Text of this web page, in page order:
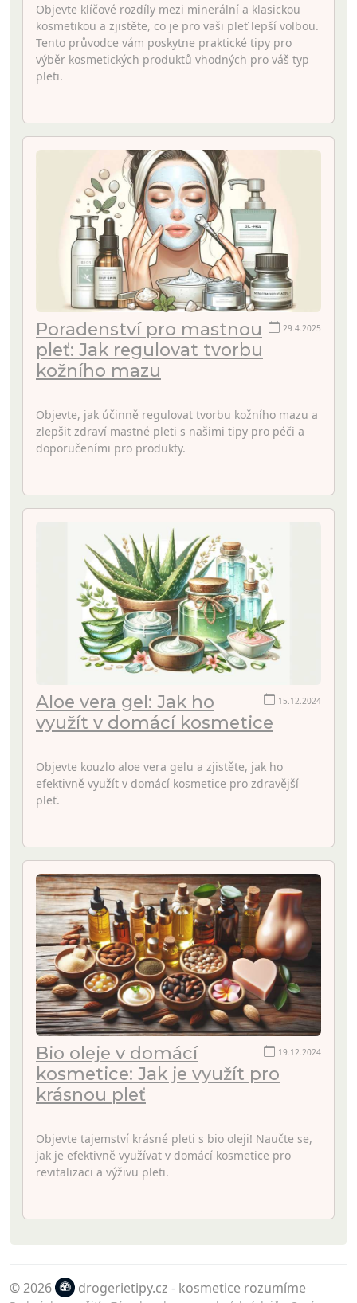
Objevte klíčové rozdíly mezi minerální a klasickou
kosmetikou a zjistěte, co je pro vaši pleť lepší volbou.
Tento průvodce vám poskytne praktické tipy pro
výběr kosmetických produktů vhodných pro váš typ
pleti.
29.4.2025
Poradenství pro mastnou
pleť: Jak regulovat tvorbu
kožního mazu
Objevte, jak účinně regulovat tvorbu kožního mazu a
zlepšit zdraví mastné pleti s našimi tipy pro péči a
doporučeními pro produkty.
15.12.2024
Aloe vera gel: Jak ho
využít v domácí kosmetice
Objevte kouzlo aloe vera gelu a zjistěte, jak ho
efektivně využít v domácí kosmetice pro zdravější
pleť.
19.12.2024
Bio oleje v domácí
kosmetice: Jak je využít pro
krásnou pleť
Objevte tajemství krásné pleti s bio oleji! Naučte se,
jak je efektivně využívat v domácí kosmetice pro
revitalizaci a výživu pleti.
© 2026 drogerietipy.cz - kosmetice rozumíme